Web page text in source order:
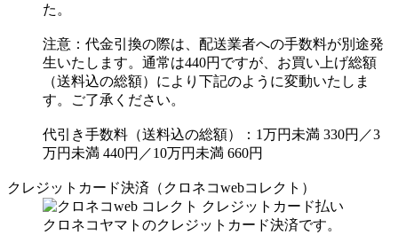
た。
注意：代金引換の際は、配送業者への手数料が別途発
生いたします。通常は440円ですが、お買い上げ総額
（送料込の総額）により下記のように変動いたしま
す。ご了承ください。
代引き手数料（送料込の総額）：1万円未満 330円／3
万円未満 440円／10万円未満 660円
クレジットカード決済（クロネコwebコレクト）
クロネコヤマトのクレジットカード決済です。